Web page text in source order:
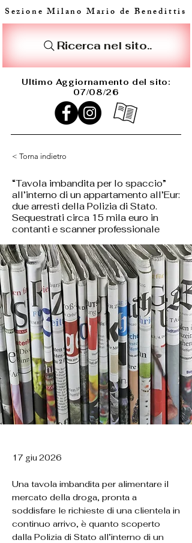
Sezione Milano Mario de Benedittis
Ricerca nel sito..
Ultimo Aggiornamento del sito:
07/08/26
< Torna indietro
“Tavola imbandita per lo spaccio”
all’interno di un appartamento all’Eur:
due arresti della Polizia di Stato.
Sequestrati circa 15 mila euro in
contanti e scanner professionale
17 giu 2026
Una tavola imbandita per alimentare il
mercato della droga, pronta a
soddisfare le richieste di una clientela in
continuo arrivo, è quanto scoperto
dalla Polizia di Stato all’interno di un